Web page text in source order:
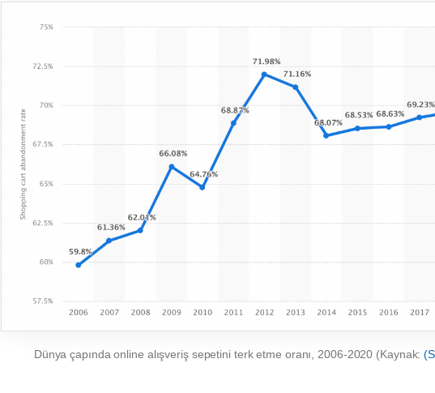
Dünya çapında online alışveriş sepetini terk etme oranı, 2006-2020 (Kaynak: